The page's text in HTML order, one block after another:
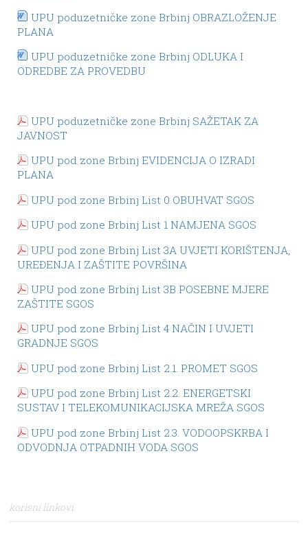
UPU poduzetničke zone Brbinj OBRAZLOŽENJE
PLANA
UPU poduzetničke zone Brbinj ODLUKA I
ODREDBE ZA PROVEDBU
UPU poduzetničke zone Brbinj SAŽETAK ZA
JAVNOST
UPU pod zone Brbinj EVIDENCIJA O IZRADI
PLANA
UPU pod zone Brbinj List 0 OBUHVAT SGOS
UPU pod zone Brbinj List 1 NAMJENA SGOS
UPU pod zone Brbinj List 3A UVJETI KORIŠTENJA,
UREĐENJA I ZAŠTITE POVRŠINA
UPU pod zone Brbinj List 3B POSEBNE MJERE
ZAŠTITE SGOS
UPU pod zone Brbinj List 4 NAČIN I UVJETI
GRADNJE SGOS
UPU pod zone Brbinj List 2.1. PROMET SGOS
UPU pod zone Brbinj List 2.2. ENERGETSKI
SUSTAV I TELEKOMUNIKACIJSKA MREŽA SGOS
UPU pod zone Brbinj List 2.3. VODOOPSKRBA I
ODVODNJA OTPADNIH VODA SGOS
korisni linkovi